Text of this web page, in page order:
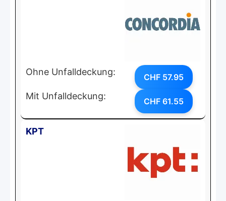
Ohne Unfalldeckung: CHF 57.95
Mit Unfalldeckung: CHF 61.55
KPT